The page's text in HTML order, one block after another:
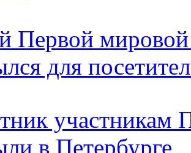
Первой
для
участникам
в Петербурге